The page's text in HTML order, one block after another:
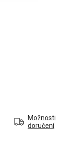
Možnosti
doručení